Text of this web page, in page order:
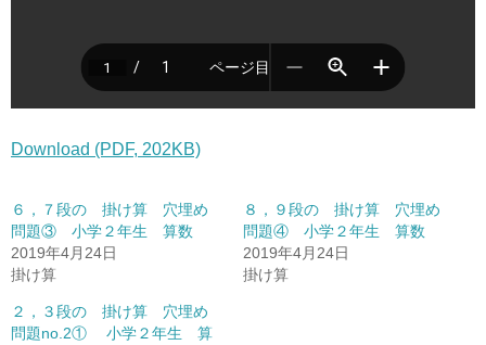
Download (PDF, 202KB)
６，７段の 掛け算 穴埋め
問題③ 小学２年生 算数
2019年4月24日
掛け算
８，９段の 掛け算 穴埋め
問題④ 小学２年生 算数
2019年4月24日
掛け算
２，３段の 掛け算 穴埋め
問題no.2① 小学２年生 算